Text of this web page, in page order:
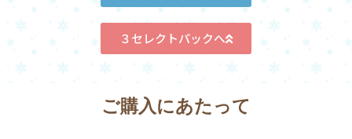
３セレクトパックへ
ご購入にあたって